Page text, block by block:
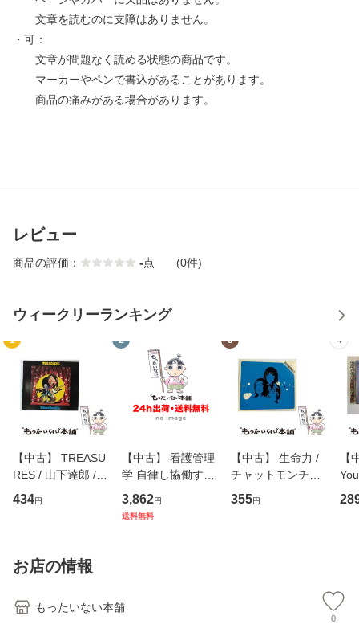
文章を読むのに支障はありません。
・可：
文章が問題なく読める状態の商品です。
マーカーやペンで書込があることがあります。
商品の痛みがある場合があります。
レビュー
商品の評価： -点 (0件)
ウィークリーランキング
1
【中古】 TREASU
RES / 山下達郎 /
イーストウエス
ト・ジャパン [CD]
434円
2
【中古】 看護管理
学 自律し協働する
専門職の看護マネ
ジメントスキル 改
3,862円
送料無料
3
【中古】 生命力 /
チャットモンチー /
キューンレコード
[CD]【メール便送
355円
4
【
のが
お店の情報
もったいない本舗
0